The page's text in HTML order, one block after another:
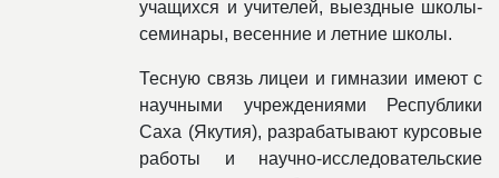
учащихся и учителей, выездные школы-
семинары, весенние и летние школы.
Тесную связь лицеи и гимназии имеют с
научными учреждениями Республики
Саха (Якутия), разрабатывают курсовые
работы и научно-исследовательские